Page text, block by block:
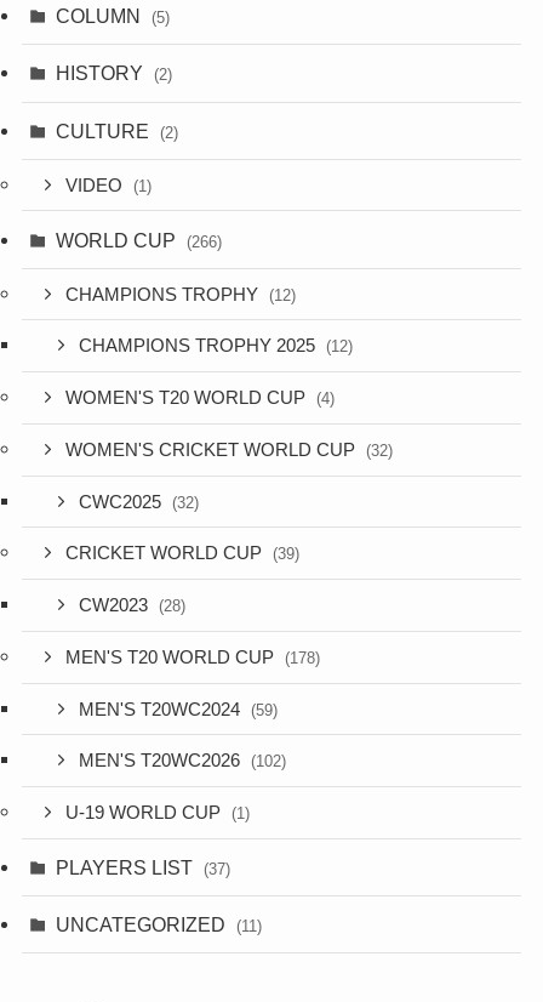
COLUMN (5)
HISTORY (2)
CULTURE (2)
VIDEO (1)
WORLD CUP (266)
CHAMPIONS TROPHY (12)
CHAMPIONS TROPHY 2025 (12)
WOMEN'S T20 WORLD CUP (4)
WOMEN'S CRICKET WORLD CUP (32)
CWC2025 (32)
CRICKET WORLD CUP (39)
CW2023 (28)
MEN'S T20 WORLD CUP (178)
MEN'S T20WC2024 (59)
MEN'S T20WC2026 (102)
U-19 WORLD CUP (1)
PLAYERS LIST (37)
UNCATEGORIZED (11)